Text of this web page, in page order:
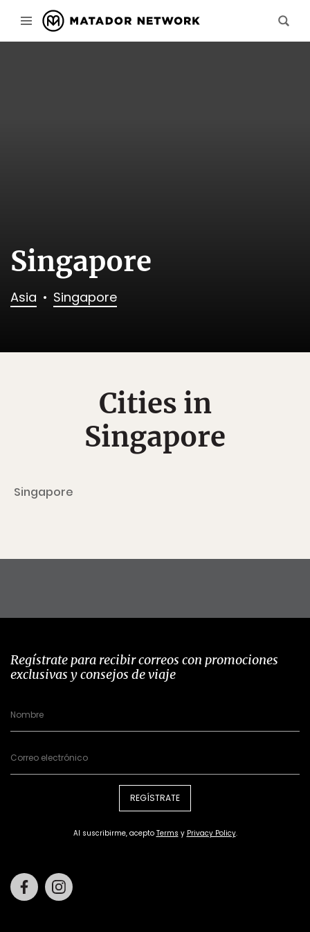
Singapore
Asia Singapore
Cities in
Singapore
Singapore
Regístrate para recibir correos con promociones
exclusivas y consejos de viaje
REGÍSTRATE
Al suscribirme, acepto Terms y Privacy Policy.
Facebook